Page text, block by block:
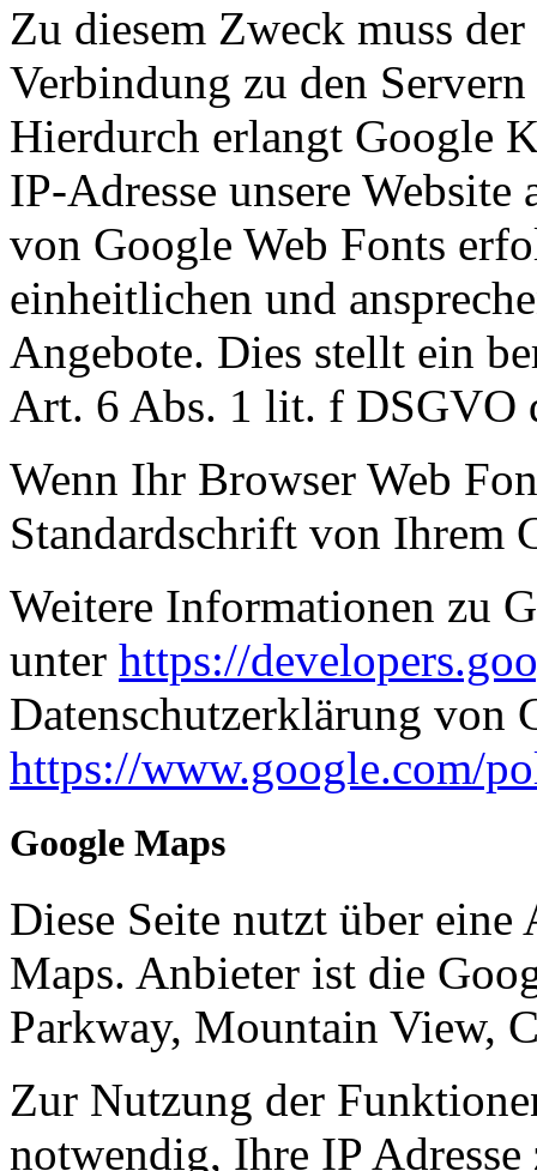
Zu diesem Zweck muss
Verbindung zu den
Hierdurch erlangt Google
IP-Adresse unsere
von Google Web Fonts
einheitlichen und
Angebote. Dies stellt ein
Art. 6 Abs. 1 lit. f DSGVO
Wenn Ihr Browser Web
Standardschrift von Ihrem
Weitere Informationen zu
unter https://
Datenschutzerklärung von
https://www.google.com/
Google Maps
Diese Seite nutzt über
Maps. Anbieter ist die
Parkway, Mountain View,
Zur Nutzung der
notwendig, Ihre IP Adresse